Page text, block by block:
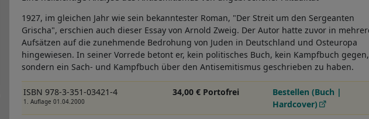
1927, im gleichen Jahr wie sein bekanntester Roman, "Der Streit um den Sergeanten
Grischa", erschien auch dieser Essay von Arnold Zweig. Der Autor hatte zuvor in
Aufsätzen auf die zunehmende Bedrohung von Juden in Deutschland und Osteuropa
hingewiesen. In seiner Vorrede betont er, kein politisches Buch, kein Kampfbuch gegen,
sondern ein Sach- und Kampfbuch über den Antisemitismus geschrieben zu haben.
ISBN 978-3-351-03421-4
1. Auflage 01.04.2000
34,00 € Portofrei
Bestellen (Buch |
Hardcover)